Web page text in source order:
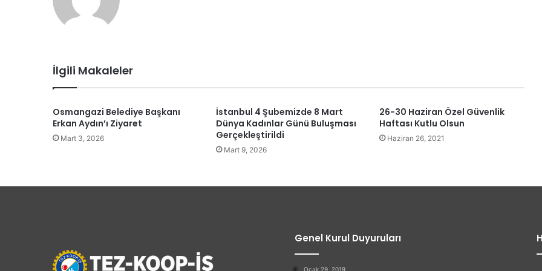
İlgili Makaleler
Osmangazi Belediye Başkanı
Erkan Aydın’ı Ziyaret
Mart 3, 2026
İstanbul 4 Şubemizde 8 Mart
Dünya Kadınlar Günü Buluşması
Gerçekleştirildi
Mart 9, 2026
26-30 Haziran Özel Güvenlik
Haftası Kutlu Olsun
Haziran 26, 2021
Genel Kurul Duyuruları
Ocak 29, 2019